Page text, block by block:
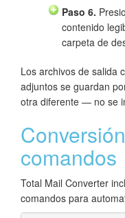
Paso 6.
contenido
carpeta de
Los archivos de salida
adjuntos se guardan
otra diferente — no se
comandos
Total Mail Converter
comandos para